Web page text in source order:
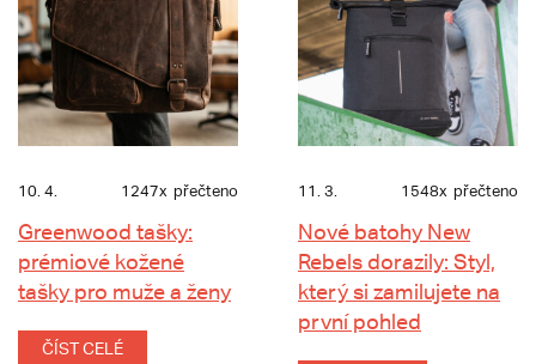
10. 4. 1247x přečteno
Greenwood tašky:
prémiové kožené
tašky pro muže a ženy
ČÍST CELÉ
11. 3. 1548x přečteno
Nové batohy New
Rebels dorazily: Styl,
který si zamilujete na
první pohled